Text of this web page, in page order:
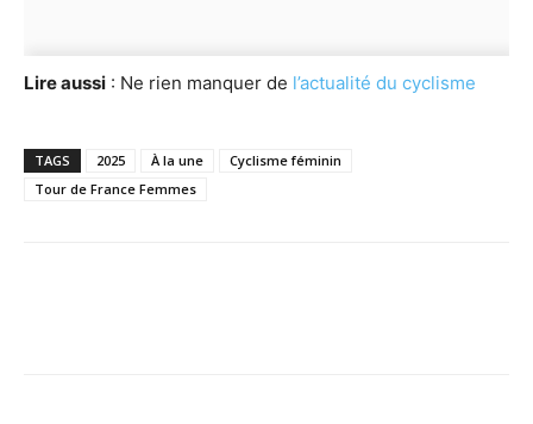
Lire aussi : Ne rien manquer de l’actualité du cyclisme
TAGS 2025 À la une
Cyclisme féminin
Tour de France Femmes